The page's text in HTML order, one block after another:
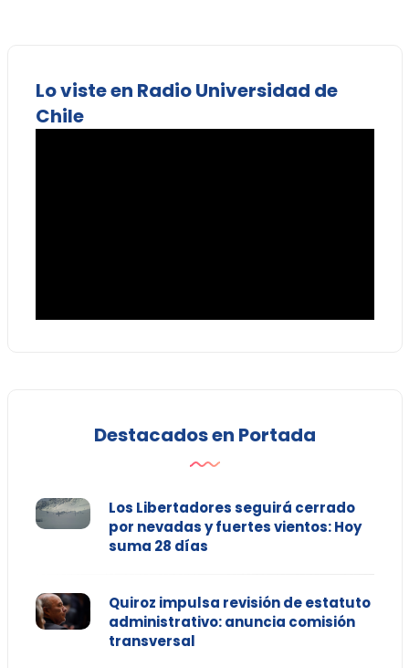
Lo viste en Radio Universidad de
Chile
Destacados en Portada
Los Libertadores seguirá cerrado
por nevadas y fuertes vientos: Hoy
suma 28 días
Quiroz impulsa revisión de estatuto
administrativo: anuncia comisión
transversal